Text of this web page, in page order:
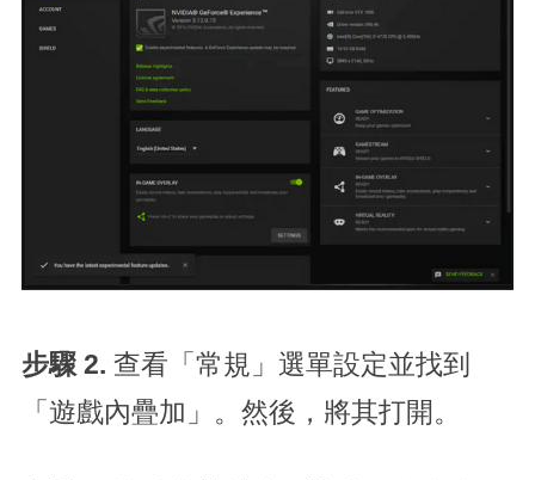
步驟 2. 查看「常規」選單設定並找到
「遊戲內疊加」。然後，將其打開。